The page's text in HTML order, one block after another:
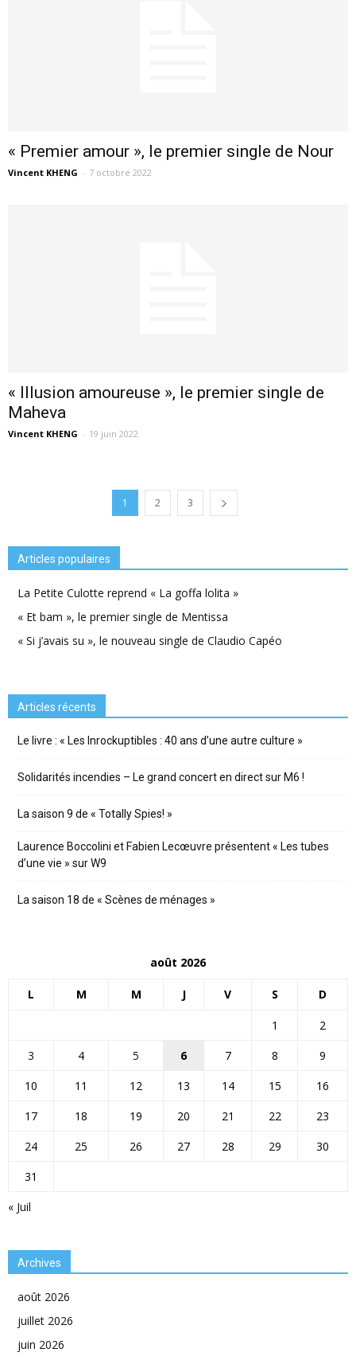
« Premier amour », le premier single de Nour
Vincent KHENG - 7 octobre 2022
« Illusion amoureuse », le premier single de
Maheva
Vincent KHENG - 19 juin 2022
1 2 3
Articles populaires
La Petite Culotte reprend « La goffa lolita »
« Et bam », le premier single de Mentissa
« Si j’avais su », le nouveau single de Claudio Capéo
Articles récents
Le livre : « Les Inrockuptibles : 40 ans d’une autre culture »
Solidarités incendies – Le grand concert en direct sur M6 !
La saison 9 de « Totally Spies! »
Laurence Boccolini et Fabien Lecœuvre présentent « Les tubes
d’une vie » sur W9
La saison 18 de « Scènes de ménages »
août 2026
L M M J V S D
« Juil
1
2
3
4 5 6 7 8
9
10
11 12 13 14 15
16
17
18 19 20 21 22
23
24
25 26 27 28 29
30
31
Archives
août 2026
juillet 2026
juin 2026